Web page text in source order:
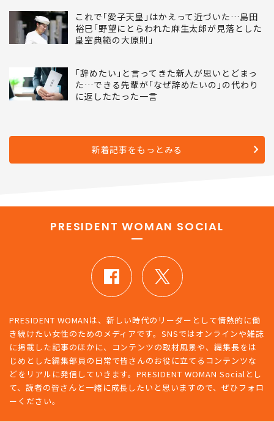
これで｢愛子天皇｣はかえって近づいた…島田
裕巳｢野望にとらわれた麻生太郎が見落とした
皇室典範の大原則｣
｢辞めたい｣と言ってきた新人が思いとどまっ
た…できる先輩が｢なぜ辞めたいの｣の代わり
に返したたった一言
新着記事をもっとみる
PRESIDENT WOMAN SOCIAL
PRESIDENT WOMANは、新しい時代のリーダーとして情熱的に働
き続けたい女性のためのメディアです。SNSではオンラインや雑誌
に掲載した記事のほかに、コンテンツの取材風景や、編集長をは
じめとした編集部員の日常で皆さんのお役に立てるコンテンツな
どをリアルに発信していきます。PRESIDENT WOMAN Socialとし
て、読者の皆さんと一緒に成長したいと思いますので、ぜひフォロ
ーください。